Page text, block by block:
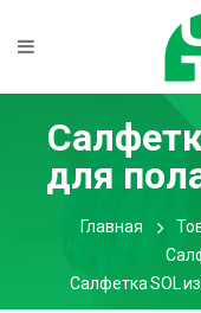
для
Главная
Салфетка SOL